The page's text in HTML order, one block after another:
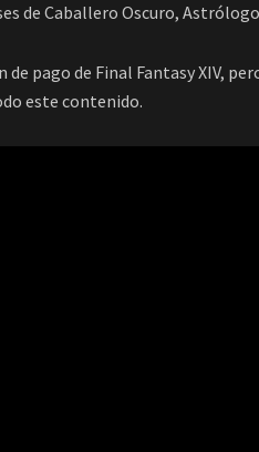
de Caballero Oscuro,
pago de Final Fantasy XIV,
este contenido.